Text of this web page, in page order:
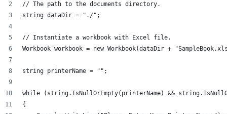
// The path to the documents directory.
string dataDir = "./";
// Instantiate a workbook with Excel file.
Workbook workbook = new Workbook(dataDir +
string printerName = "";
while (string.IsNullOrEmpty(printerName) &&
{